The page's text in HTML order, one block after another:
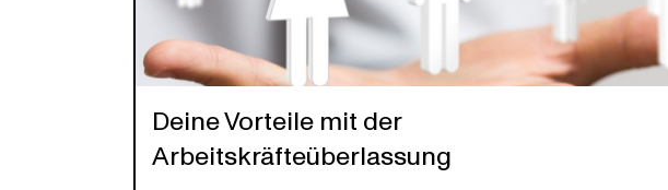
Deine Vorteile mit der
Arbeitskräfteüberlassung